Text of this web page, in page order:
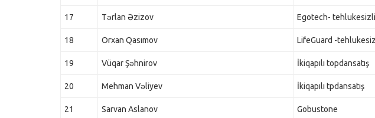
17 Tərlan Əzizov Egotech-
18 Orxan Qasımov LifeGuard -
19 Vüqar Şəhnirov İkiqapılı topdansatış
20 Mehman Vəliyev İkiqapılı tpdansatış
21 Sarvan Aslanov Gobustone